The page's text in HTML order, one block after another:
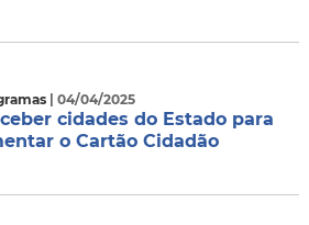
| 04/04/2025
cidades do Estado para
o Cartão Cidadão